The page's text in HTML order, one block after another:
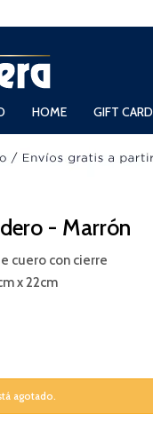
HOME GIFT CARD
- Marrón
cuero con cierre
x 22cm
agotado.